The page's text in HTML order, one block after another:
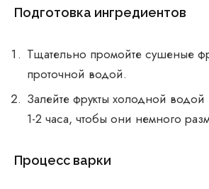
Подготовка ингредиентов
Тщательно промойте сушеные
проточной водой.
Залейте фрукты холодной водой
1-2 часа, чтобы они немного
Процесс варки